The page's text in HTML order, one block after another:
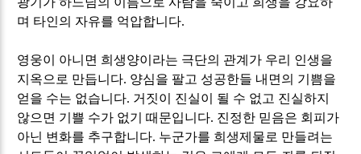
며 타인의 자유를 억압합니다.
영웅이 아니면 희생양이라는 극단의 관계가 우리 인생을
지옥으로 만듭니다. 양심을 팔고 성공한들 내면의 기쁨을
얻을 수는 없습니다. 거짓이 진실이 될 수 없고 진실하지
않으면 기쁠 수가 없기 때문입니다. 진정한 믿음은 회피가
아닌 변화를 추구합니다. 누군가를 희생제물로 만들려는